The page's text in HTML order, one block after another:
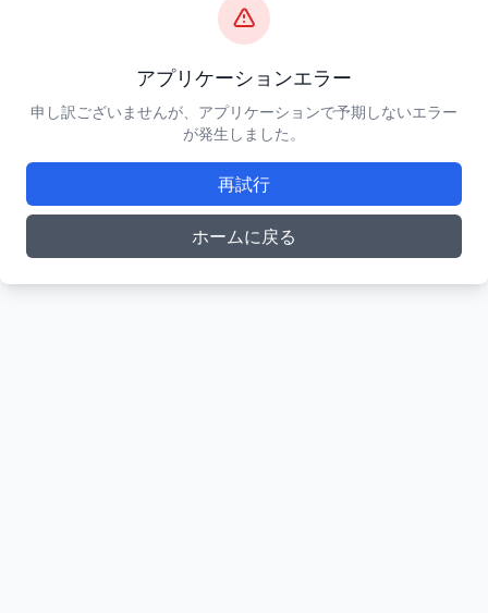
アプリケーションエラー
申し訳ございませんが、アプリケーションで予期しないエラー
が発生しました。
再試行
ホームに戻る